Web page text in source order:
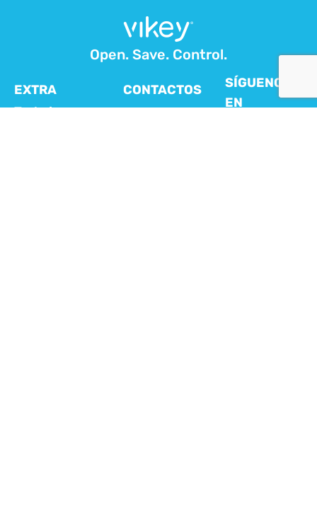
Open. Save. Control.
EXTRA
Trabaja con
CONTACTOS
SÍGUENOS
EN